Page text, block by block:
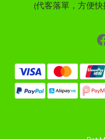
(代客落單，方便